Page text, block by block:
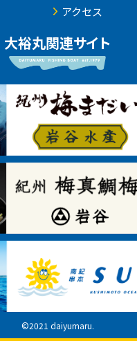
大裕丸関連サイト
アクセス
©2021 daiyumaru.